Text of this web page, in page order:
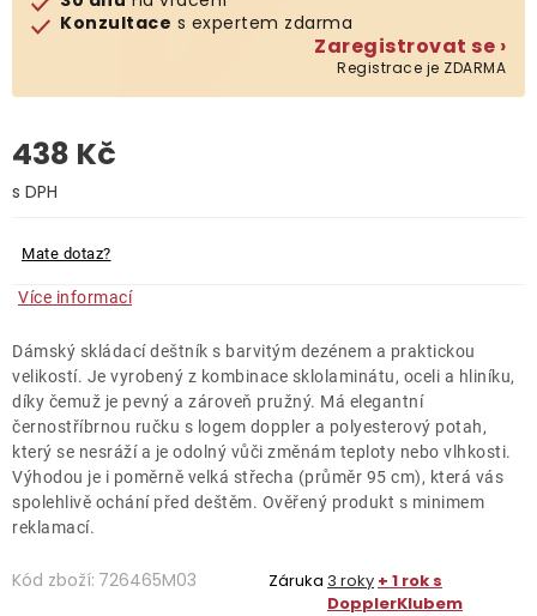
Klub výhod
O nás
Konzultace s expertem zdarma
Zaregistrovat se ›
Registrace je ZDARMA
438 Kč
Mate dotaz?
Více informací
Dámský skládací deštník s barvitým dezénem a praktickou
velikostí. Je vyrobený z kombinace sklolaminátu, oceli a hliníku,
díky čemuž je pevný a zároveň pružný. Má elegantní
černostříbrnou ručku s logem doppler a polyesterový potah,
který se nesráží a je odolný vůči změnám teploty nebo vlhkosti.
Výhodou je i poměrně velká střecha (průměr 95 cm), která vás
spolehlivě ochání před deštěm. Ověřený produkt s minimem
reklamací.
Kód zboží: 726465M03 Záruka 3 roky + 1 rok s
DopplerKlubem